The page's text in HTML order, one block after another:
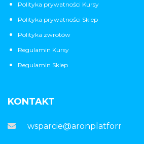
Polityka prywatności Kursy
Polityka prywatności Sklep
Polityka zwrotów
Regulamin Kursy
Regulamin Sklep
KONTAKT
wsparcie@aronplatforma.pl